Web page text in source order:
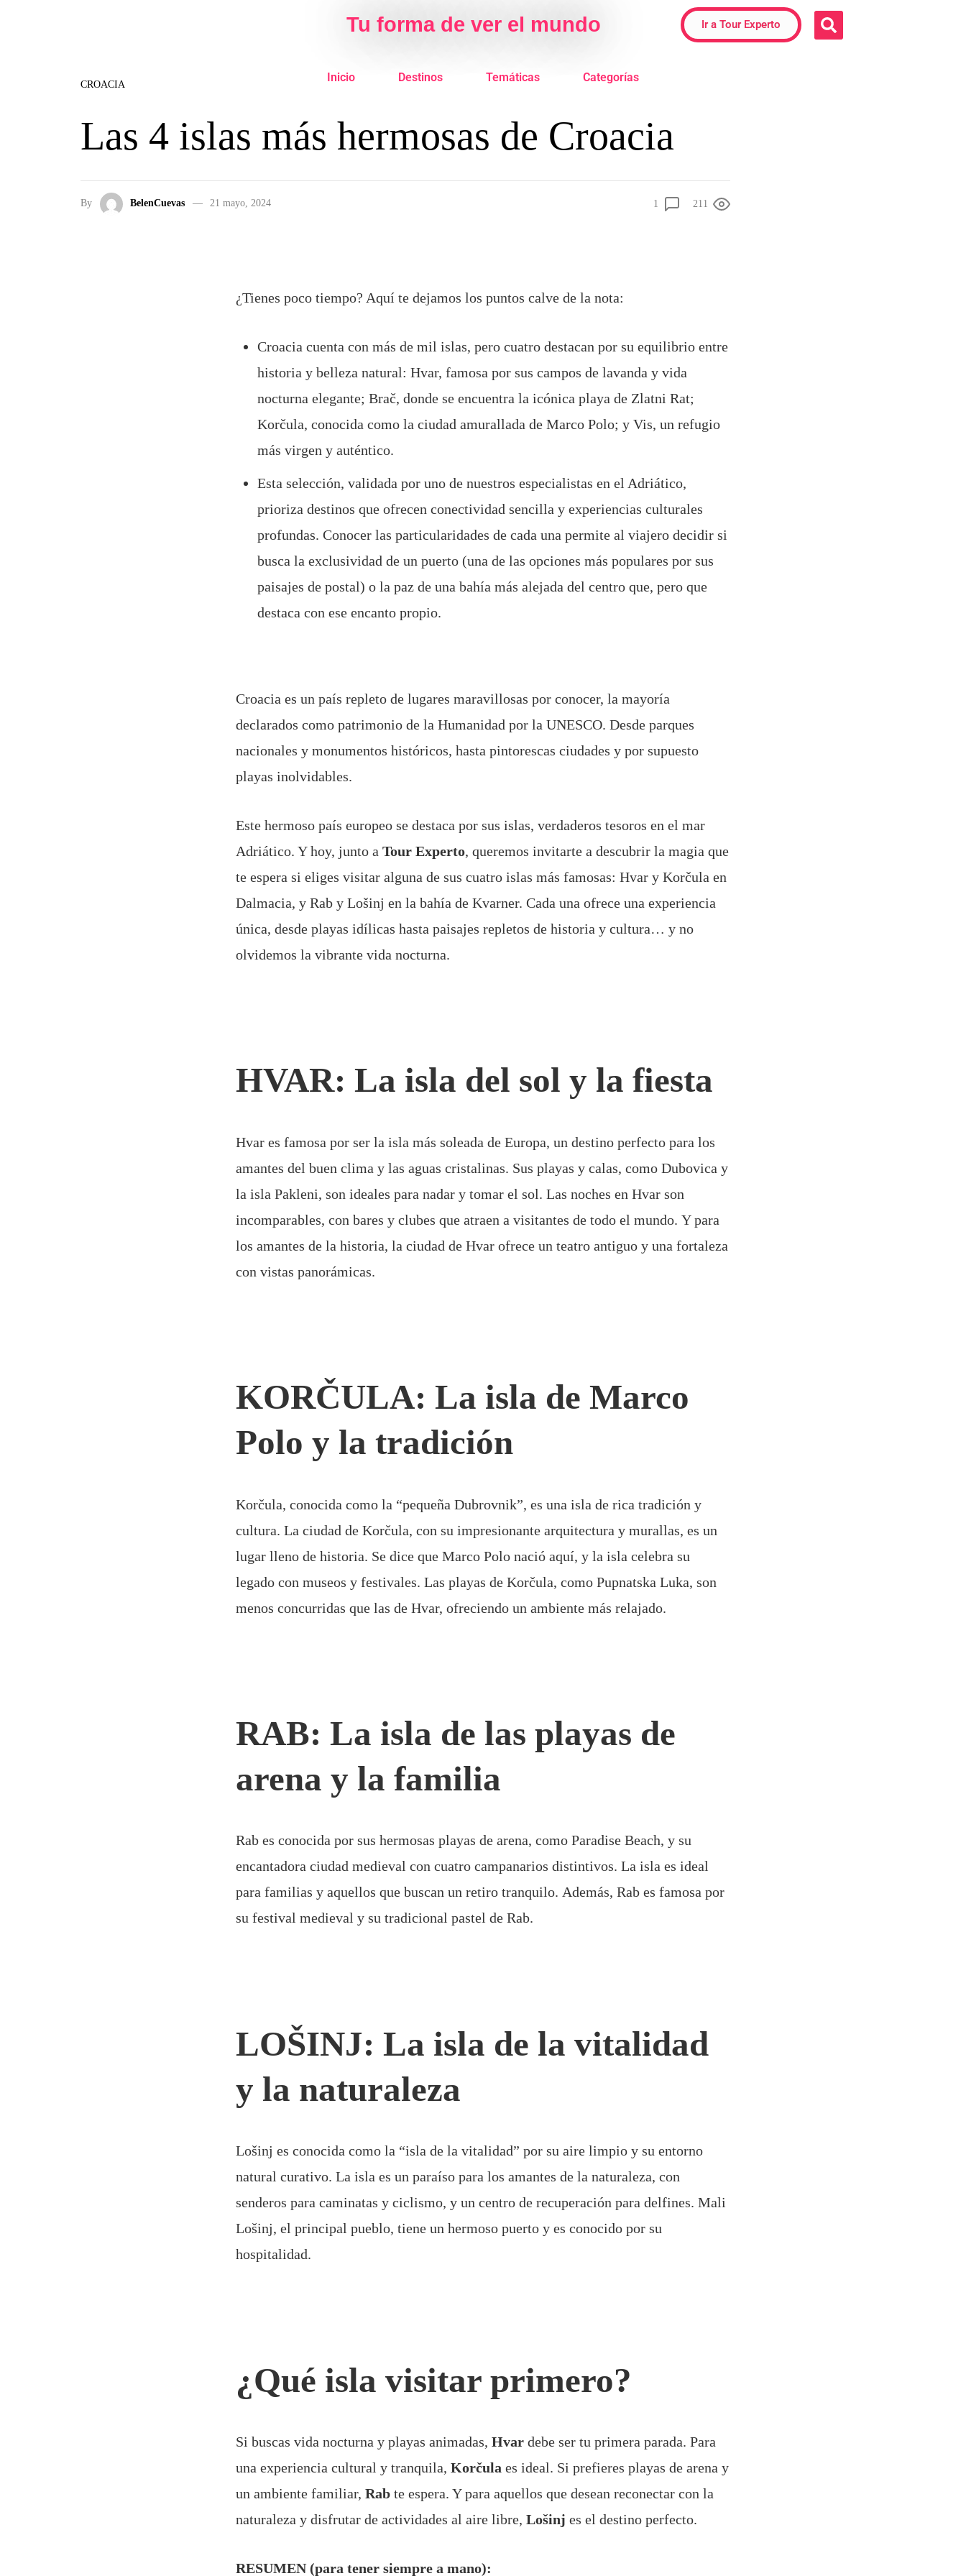
Tu forma de ver el mundo Ir a Tour Experto
Inicio Destinos Temáticas Categorías
CROACIA
Las 4 islas más hermosas de Croacia
By BelenCuevas 21 mayo, 2024 1 211
¿Tienes poco tiempo? Aquí te dejamos los puntos calve de la nota:
Croacia cuenta con más de mil islas, pero cuatro destacan por su equilibrio entre
historia y belleza natural: Hvar, famosa por sus campos de lavanda y vida
nocturna elegante; Brač, donde se encuentra la icónica playa de Zlatni Rat;
Korčula, conocida como la ciudad amurallada de Marco Polo; y Vis, un refugio
más virgen y auténtico.
Esta selección, validada por uno de nuestros especialistas en el Adriático,
prioriza destinos que ofrecen conectividad sencilla y experiencias culturales
profundas. Conocer las particularidades de cada una permite al viajero decidir si
busca la exclusividad de un puerto (una de las opciones más populares por sus
paisajes de postal) o la paz de una bahía más alejada del centro que, pero que
destaca con ese encanto propio.
Croacia es un país repleto de lugares maravillosas por conocer, la mayoría
declarados como patrimonio de la Humanidad por la UNESCO. Desde parques
nacionales y monumentos históricos, hasta pintorescas ciudades y por supuesto
playas inolvidables.
Este hermoso país europeo se destaca por sus islas, verdaderos tesoros en el mar
Adriático. Y hoy, junto a Tour Experto, queremos invitarte a descubrir la magia que
te espera si eliges visitar alguna de sus cuatro islas más famosas: Hvar y Korčula en
Dalmacia, y Rab y Lošinj en la bahía de Kvarner. Cada una ofrece una experiencia
única, desde playas idílicas hasta paisajes repletos de historia y cultura… y no
olvidemos la vibrante vida nocturna.
HVAR: La isla del sol y la fiesta
Hvar es famosa por ser la isla más soleada de Europa, un destino perfecto para los
amantes del buen clima y las aguas cristalinas. Sus playas y calas, como Dubovica y
la isla Pakleni, son ideales para nadar y tomar el sol. Las noches en Hvar son
incomparables, con bares y clubes que atraen a visitantes de todo el mundo. Y para
los amantes de la historia, la ciudad de Hvar ofrece un teatro antiguo y una fortaleza
con vistas panorámicas.
KORČULA: La isla de Marco
Polo y la tradición
Korčula, conocida como la “pequeña Dubrovnik”, es una isla de rica tradición y
cultura. La ciudad de Korčula, con su impresionante arquitectura y murallas, es un
lugar lleno de historia. Se dice que Marco Polo nació aquí, y la isla celebra su
legado con museos y festivales. Las playas de Korčula, como Pupnatska Luka, son
menos concurridas que las de Hvar, ofreciendo un ambiente más relajado.
RAB: La isla de las playas de
arena y la familia
Rab es conocida por sus hermosas playas de arena, como Paradise Beach, y su
encantadora ciudad medieval con cuatro campanarios distintivos. La isla es ideal
para familias y aquellos que buscan un retiro tranquilo. Además, Rab es famosa por
su festival medieval y su tradicional pastel de Rab.
LOŠINJ: La isla de la vitalidad
y la naturaleza
Lošinj es conocida como la “isla de la vitalidad” por su aire limpio y su entorno
natural curativo. La isla es un paraíso para los amantes de la naturaleza, con
senderos para caminatas y ciclismo, y un centro de recuperación para delfines. Mali
Lošinj, el principal pueblo, tiene un hermoso puerto y es conocido por su
hospitalidad.
¿Qué isla visitar primero?
Si buscas vida nocturna y playas animadas, Hvar debe ser tu primera parada. Para
una experiencia cultural y tranquila, Korčula es ideal. Si prefieres playas de arena y
un ambiente familiar, Rab te espera. Y para aquellos que desean reconectar con la
naturaleza y disfrutar de actividades al aire libre, Lošinj es el destino perfecto.
RESUMEN (para tener siempre a mano):